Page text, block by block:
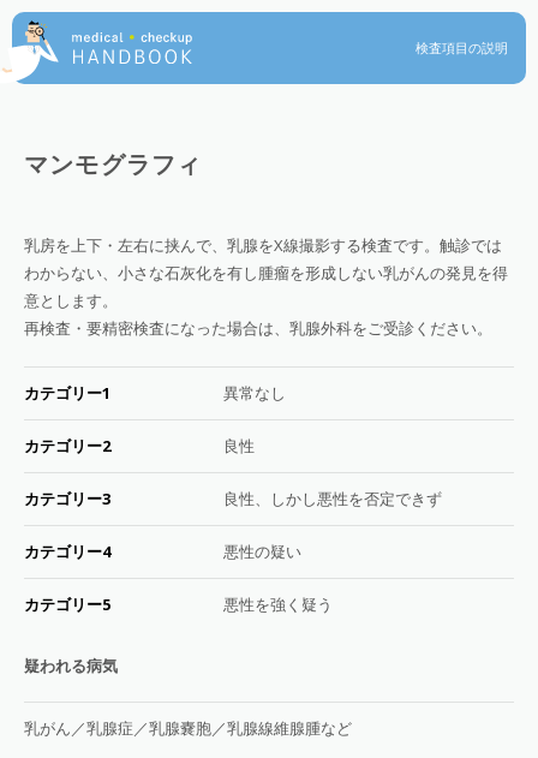
検査項目の説明
マンモグラフィ
乳房を上下・左右に挟んで、乳腺をX線撮影する検査です。触診では
わからない、小さな石灰化を有し腫瘤を形成しない乳がんの発見を得
意とします。
再検査・要精密検査になった場合は、乳腺外科をご受診ください。
カテゴリー1 異常なし
カテゴリー2 良性
カテゴリー3 良性、しかし悪性を否定できず
カテゴリー4 悪性の疑い
カテゴリー5 悪性を強く疑う
疑われる病気
乳がん／乳腺症／乳腺嚢胞／乳腺線維腺腫など